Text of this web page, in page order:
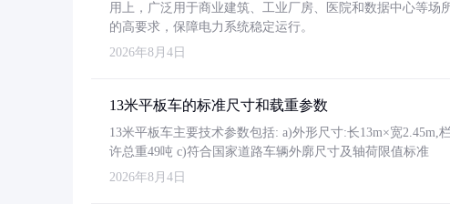
用上，广泛用于商业建筑、工业厂房、医院和数据中心等场
的高要求，保障电力系统稳定运行。
2026年8月4日
13米平板车的标准尺寸和载重参数
13米平板车主要技术参数包括: a)外形尺寸:长13m×宽2.45m,
许总重49吨 c)符合国家道路车辆外廓尺寸及轴荷限值标准
2026年8月4日